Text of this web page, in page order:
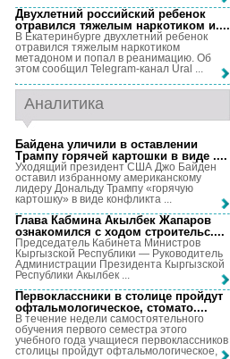
Двухлетний российский ребенок
отравился тяжелым наркотиком и....
В Екатеринбурге двухлетний ребенок
отравился тяжелым наркотиком
метадоном и попал в реанимацию. Об
этом сообщил Telegram-канал Ural ...
Аналитика
Байдена уличили в оставлении
Трампу горячей картошки в виде ....
Уходящий президент США Джо Байден
оставил избранному американскому
лидеру Дональду Трампу «горячую
картошку» в виде конфликта ...
Глава Кабмина Акылбек Жапаров
ознакомился с ходом строительс....
Председатель Кабинета Министров
Кыргызской Республики — Руководитель
Администрации Президента Кыргызской
Республики Акылбек ...
Первоклассники в столице пройдут
офтальмологическое, стомато....
В течение недели самостоятельного
обучения первого семестра этого
учебного года учащиеся первоклассников
столицы пройдут офтальмологическое, ...